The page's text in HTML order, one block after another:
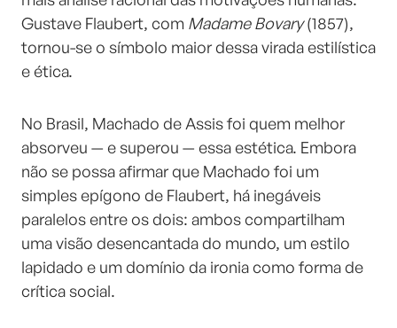
Gustave Flaubert, com Madame Bovary(1857),
tornou-se o símbolo maior dessa virada estilística
e ética.
No Brasil, Machado de Assis foi quem melhor
absorveu — e superou — essa estética. Embora
não se possa afirmar que Machado foi um
simples epígono de Flaubert, há inegáveis
paralelos entre os dois: ambos compartilham
uma visão desencantada do mundo, um estilo
lapidado e um domínio da ironia como forma de
crítica social.